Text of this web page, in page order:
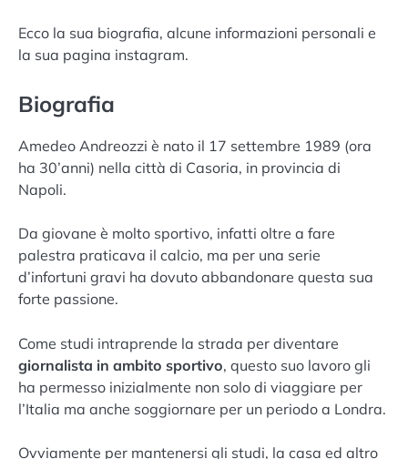
Ecco la sua biografia, alcune informazioni personali e
la sua pagina instagram.
Biografia
Amedeo Andreozzi è nato il 17 settembre 1989 (ora
ha 30’anni) nella città di Casoria, in provincia di
Napoli.
Da giovane è molto sportivo, infatti oltre a fare
palestra praticava il calcio, ma per una serie
d’infortuni gravi ha dovuto abbandonare questa sua
forte passione.
Come studi intraprende la strada per diventare
giornalista in ambito sportivo, questo suo lavoro gli
ha permesso inizialmente non solo di viaggiare per
l’Italia ma anche soggiornare per un periodo a Londra.
Ovviamente per mantenersi gli studi, la casa ed altro